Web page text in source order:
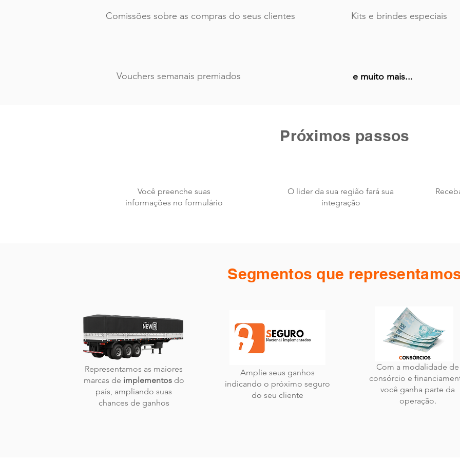
Comissões sobre as compras do seus clientes Kits e brindes especiais
Vouchers semanais premiados e muito mais...
Próximos passos
Você preenche suas
informações no formulário
O lider da sua região fará sua
integração
Segmentos que
Representamos as maiores
marcas de implementos do
país, ampliando suas
chances de ganhos
Amplie seus ganhos
indicando o próximo seguro
do seu cliente
Com a modalidade de
consórcio e
você ganha parte da
operação.